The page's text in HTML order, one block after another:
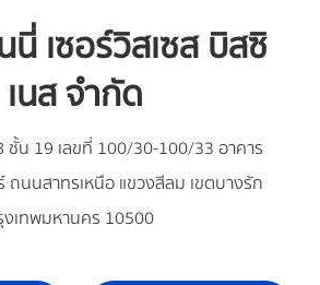
เซอร์วิสเซส บิสซิ
เนส จำกัด
ชั้น 19 เลขที่ 100/30-100/33 อาคาร
ถนนสาทรเหนือ แขวงสีลม เขตบางรัก
เทพมหานคร 10500